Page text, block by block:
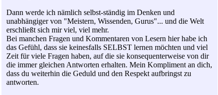
Dann werde ich nämlich selbst-ständig im Denken und
unabhängiger von "Meistern, Wissenden, Gurus"... und die Welt
erschließt sich mir viel, viel mehr.
Bei manchen Fragen und Kommentaren von Lesern hier habe ich
das Gefühl, dass sie keinesfalls SELBST lernen möchten und viel
Zeit für viele Fragen haben, auf die sie konsequenterweise von dir
die immer gleichen Antworten erhalten. Mein Kompliment an dich,
dass du weiterhin die Geduld und den Respekt aufbringst zu
antworten.